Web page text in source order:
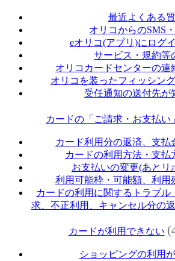
最近よくある
オリコからのSMS
eオリコ(アプリ)にログ
サービス・規約等
オリコカードセンターの連
オリコを装ったフィッシン
受任通知の送付先が
カードの「ご請求・お支払い」
カード利用分の返済、支払
カードの利用方法・支払
お支払いの変更(あとリ
利用可能枠・可能額、利用
カードの利用に関するトラブル
求、不正利用、キャンセル分の
カードが利用できない
ショッピングの利用